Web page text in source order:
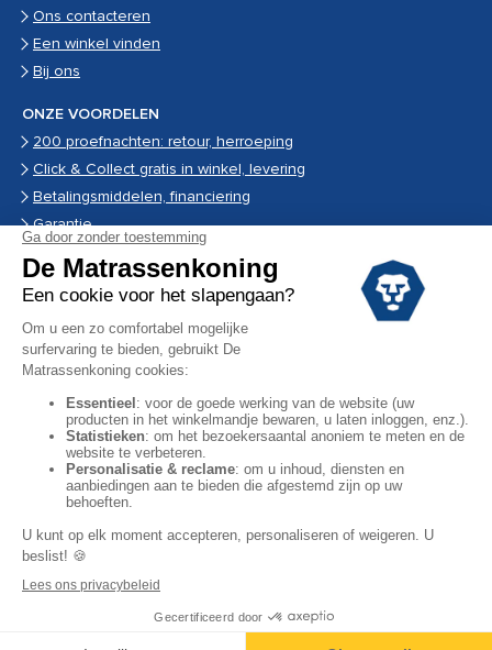
Ons contacteren
Een winkel vinden
Bij ons
ONZE VOORDELEN
200 proefnachten: retour, herroeping
Click & Collect gratis in winkel, levering
Betalingsmiddelen, financiering
Garantie
Black Friday
Voorraadverkoop
Solden
Algemene verkoopvoorwaarden voor winkels
Algemene verkoopvoorwaarden op internet
Wettelijke Bepalingen
Persoonlijke gegevens
Facebook
Instagram
YouTube
Copyright © 2024. Alle rechten voorbehouden.